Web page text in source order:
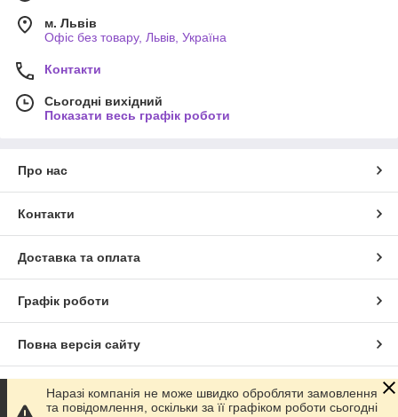
м. Львів
Офіс без товару, Львів, Україна
Контакти
Сьогодні вихідний
Показати весь графік роботи
Про нас
Контакти
Доставка та оплата
Графік роботи
Повна версія сайту
Сайт створено на маркетплейсіProm.ua
Наразі компанія не може швидко обробляти замовлення
та повідомлення, оскільки за її графіком роботи сьогодні